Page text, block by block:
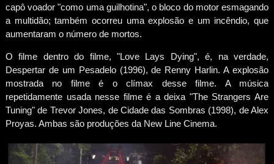
capô voador "como uma guilhotina", o bloco do motor esmagando
a multidão; também ocorreu uma explosão e um incêndio, que
aumentaram o número de mortos.
O filme dentro do filme, "Love Lays Dying", é, na verdade,
Despertar de um Pesadelo (1996), de Renny Harlin. A explosão
mostrada no filme é o clímax desse filme. A música
repetidamente usada nesse filme é a deixa "The Strangers Are
Tuning" de Trevor Jones, de Cidade das Sombras (1998), de Alex
Proyas. Ambas são produções da New Line Cinema.